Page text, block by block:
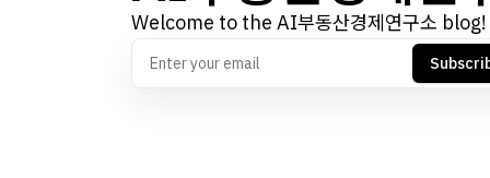
Welcome to the AI부동산경제연구소 blog!